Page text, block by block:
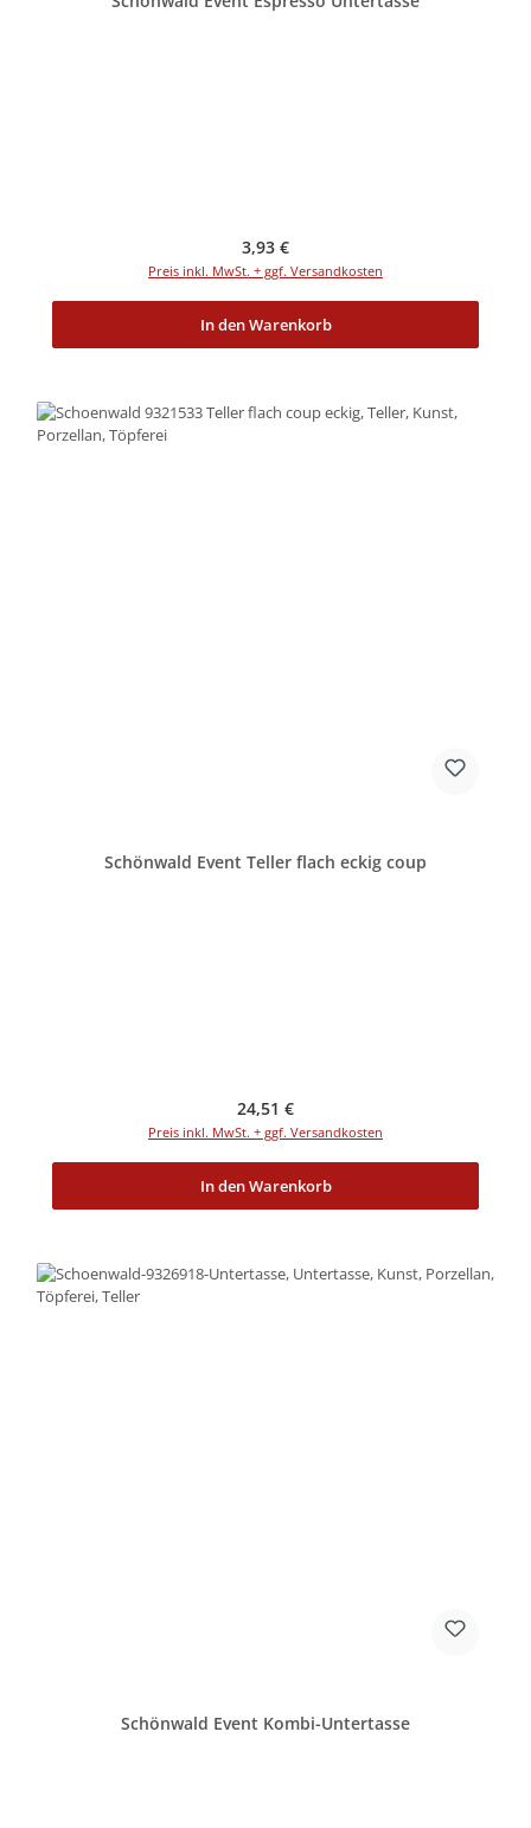
Regulärer Preis:
3,93 €
Preis inkl. MwSt. + ggf. Versandkosten
In den Warenkorb
Schönwald Event Teller flach eckig coup
Regulärer Preis:
24,51 €
Preis inkl. MwSt. + ggf. Versandkosten
In den Warenkorb
Schönwald Event Kombi-Untertasse